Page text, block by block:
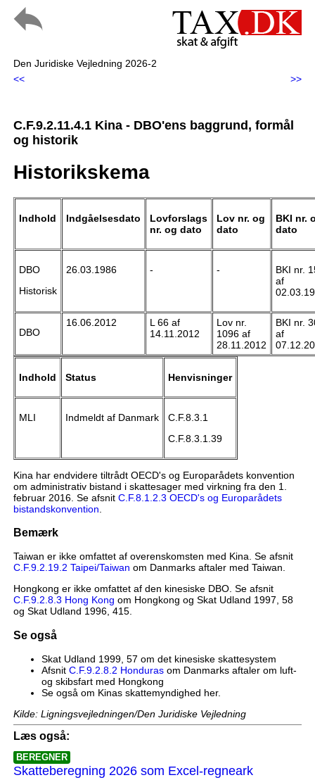
Den Juridiske Vejledning 2026-2
<<
>>
C.F.9.2.11.4.1 Kina - DBO'ens baggrund, formål
og historik
Historikskema
Indhold Indgåelsesdato
Lovforslags
nr. og dato
Lov nr. og
dato
BKI nr.
dato
DBO
Historisk
26.03.1986 - -
BKI nr.
af
DBO
16.06.2012
L 66 af
14.11.2012
Lov nr.
1096 af
28.11.2012
BKI nr.
af
Indhold Status Henvisninger
MLI Indmeldt af Danmark
C.F.8.3.1
C.F.8.3.1.39
Kina har endvidere tiltrådt OECD's og Europarådets konvention
om administrativ bistand i skattesager med virkning fra den 1.
februar 2016. Se afsnit C.F.8.1.2.3 OECD's og Europarådets
bistandskonvention
Bemærk
Taiwan er ikke omfattet af overenskomsten med Kina. Se afsnit
C.F.9.2.19.2 Taipei/Taiwan om Danmarks aftaler med Taiwan.
Hongkong er ikke omfattet af den kinesiske DBO. Se afsnit
C.F.9.2.8.3 Hong Kong om Hongkong og Skat Udland 1997, 58
og Skat Udland 1996, 415.
Se også
Skat Udland 1999, 57 om det kinesiske skattesystem
Afsnit C.F.9.2.8.2 Hondurasom Danmarks aftaler om luft-
og skibsfart med Hongkong
Se også om Kinas skattemyndighed her.
Kilde: Ligningsvejledningen/Den Juridiske Vejledning
Læs også:
BEREGNER
Skatteberegning 2026 som Excel-regneark